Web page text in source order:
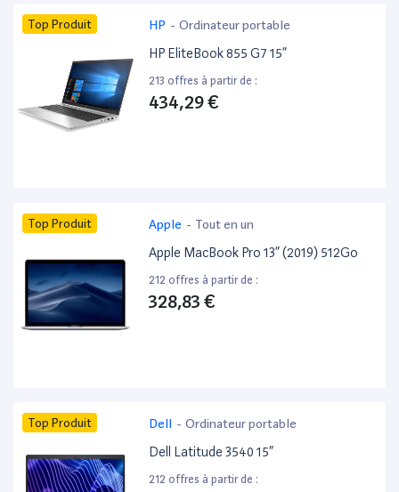
Top Produit HP - Ordinateur portable
HP EliteBook 855 G7 15”
213 offres à partir de :
434,29 €
Top Produit Apple - Tout en un
Apple MacBook Pro 13” (2019) 512Go
212 offres à partir de :
328,83 €
Top Produit Dell - Ordinateur portable
Dell Latitude 3540 15”
212 offres à partir de :